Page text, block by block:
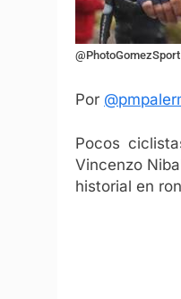
@PhotoGomezSport
Por
Pocos
Vincenzo
historial en